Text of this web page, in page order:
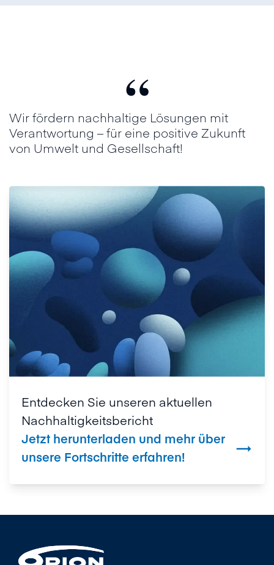
“
Wir fördern nachhaltige Lösungen mit
Verantwortung – für eine positive Zukunft
von Umwelt und Gesellschaft!
Entdecken Sie unseren aktuellen
Nachhaltigkeitsbericht
Jetzt herunterladen und mehr über
unsere Fortschritte erfahren!
